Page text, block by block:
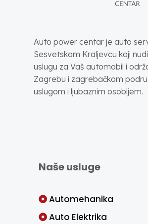
Auto power centar je auto
Sesvetskom Kraljevcu koji
uslugu za Vaš automobil i
Zagrebu i zagrebačkom
uslugom i ljubaznim osobljem.
Naše usluge
Automehanika
Auto Elektrika